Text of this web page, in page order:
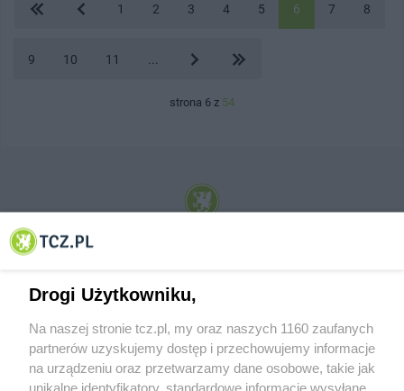
1 2 3 4 5 6 7 8
9 10 11
strona 6 z 54
© 2001-2026 Tczew - TCZ.PL Sp. z o.o. Internetowy Serwis Informacyjny Miasta
Drogi Użytkowniku,
Na naszej stronie tcz.pl, my oraz naszych 1160 zaufanych
partnerów uzyskujemy dostęp i przechowujemy informacje
na urządzeniu oraz przetwarzamy dane osobowe, takie jak
unikalne identyfikatory, standardowe informacje wysyłane